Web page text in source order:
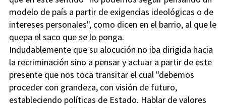
modelo de país a partir de exigencias ideológicas o de
intereses personales", como dicen en el barrio, al que le
quepa el saco que se lo ponga.
Indudablemente que su alocución no iba dirigida hacia
la recriminación sino a pensar y actuar a partir de este
presente que nos toca transitar el cual "debemos
proceder con grandeza, con visión de futuro,
estableciendo políticas de Estado. Hablar de valores